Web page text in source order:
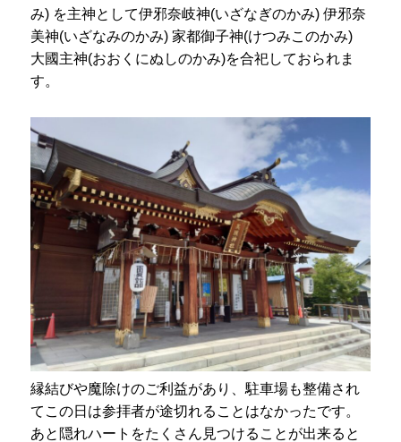
み) を主神として伊邪奈岐神(いざなぎのかみ) 伊邪奈
美神(いざなみのかみ) 家都御子神(けつみこのかみ)
大國主神(おおくにぬしのかみ)を合祀しておられま
す。
縁結びや魔除けのご利益があり、駐車場も整備され
てこの日は参拝者が途切れることはなかったです。
あと隠れハートをたくさん見つけることが出来ると